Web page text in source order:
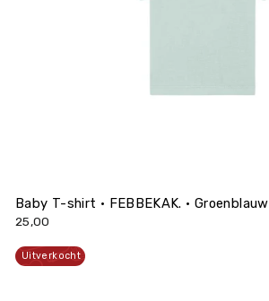
Baby T-shirt • FEBBEKAK. • Groenblauw
25,00
Uitverkocht